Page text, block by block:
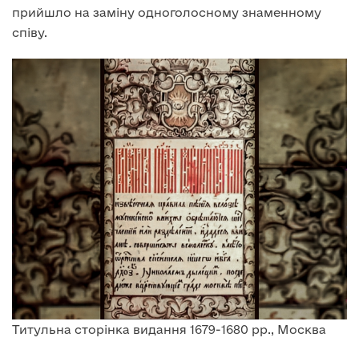
прийшло на заміну одноголосному знаменному
співу.
Титульна сторінка видання 1679-1680 рр., Москва